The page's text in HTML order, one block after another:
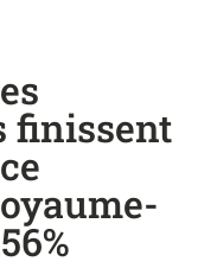
finissent